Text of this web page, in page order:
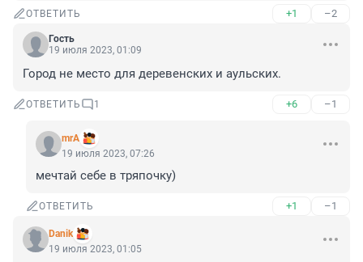
ОТВЕТИТЬ +1 –2
Гость
19 июля 2023, 01:09
Город не место для деревенских и аульских.
ОТВЕТИТЬ 1 +6 –1
mrA
19 июля 2023, 07:26
мечтай себе в тряпочку)
ОТВЕТИТЬ +1 –1
Danik
19 июля 2023, 01:05